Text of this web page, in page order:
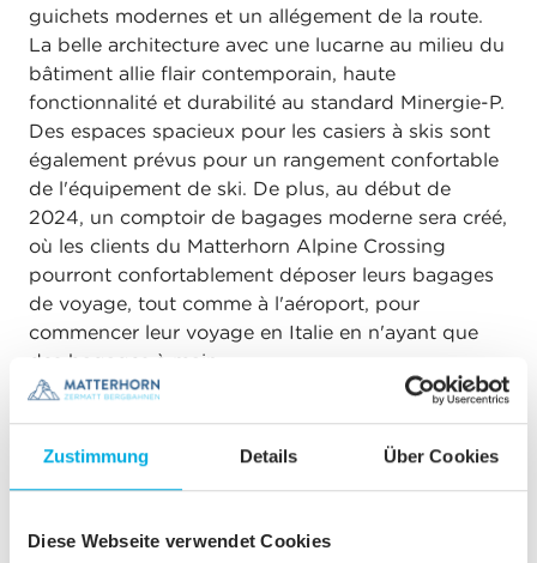
Zustimmung Details Über Cookies
Diese Webseite verwendet Cookies
guichets modernes et un allégement de la route.
La belle architecture avec une lucarne au milieu du
bâtiment allie flair contemporain, haute
fonctionnalité et durabilité au standard Minergie-P.
Des espaces spacieux pour les casiers à skis sont
également prévus pour un rangement confortable
de l'équipement de ski. De plus, au début de
2024, un comptoir de bagages moderne sera créé,
où les clients du Matterhorn Alpine Crossing
pourront confortablement déposer leurs bagages
de voyage, tout comme à l'aéroport, pour
commencer leur voyage en Italie en n'ayant que
des bagages à main.
Les prochains travaux
Pour que la téléphérique et le bâtiment de la
les travaux reprendront à partir de la mi-avril 2023.